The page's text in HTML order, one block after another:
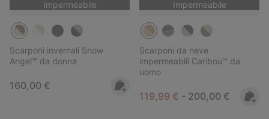
Impermeabile
Scarponi invernali Snow
Angel™ da donna
Regular price:
160,00 €
Impermeabile
Scarponi da neve
impermeabili Caribou™ da
uomo
Minimum sale price:
119,99 € - Maximum price:
200,00 €